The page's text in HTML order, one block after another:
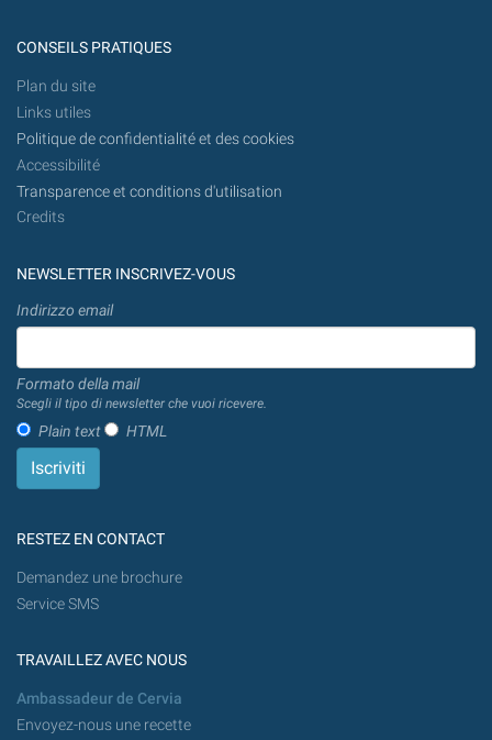
CONSEILS PRATIQUES
Plan du site
Links utiles
Politique de confidentialité et des cookies
Accessibilité
Transparence et conditions d'utilisation
Credits
NEWSLETTER INSCRIVEZ-VOUS
Indirizzo email
Formato della mail
Scegli il tipo di newsletter che vuoi ricevere.
Plain text HTML
RESTEZ EN CONTACT
Demandez une brochure
Service SMS
TRAVAILLEZ AVEC NOUS
Ambassadeur de Cervia
Envoyez-nous une recette